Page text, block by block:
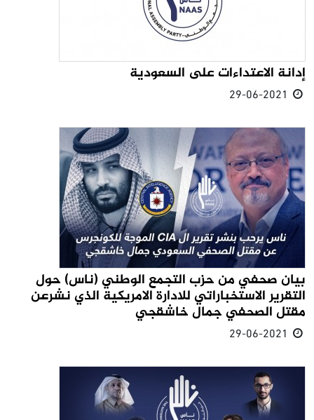
إدانة الاعتداءات على السعودية
بيان صحفي من حزب التجمع الوطني (ناس) حول
التقرير الاستخباراتي للادارة الامريكية الذي نشرعن
مقتل الصحفي جمال خاشقجي